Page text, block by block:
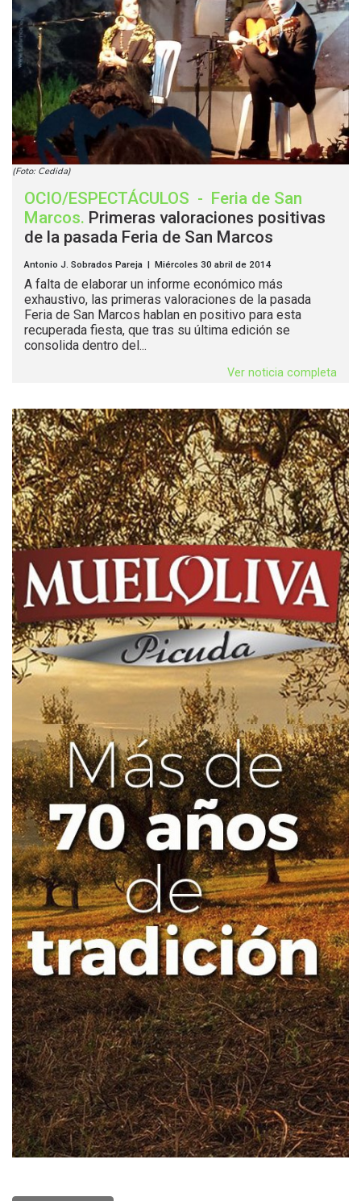
(Foto: Cedida)
OCIO/ESPECTÁCULOS - Feria de San
Marcos. Primeras valoraciones positivas
de la pasada Feria de San Marcos
Antonio J. Sobrados Pareja | Miércoles 30 abril de 2014
A falta de elaborar un informe económico más
exhaustivo, las primeras valoraciones de la pasada
Feria de San Marcos hablan en positivo para esta
recuperada fiesta, que tras su última edición se
consolida dentro del...
Ver noticia completa